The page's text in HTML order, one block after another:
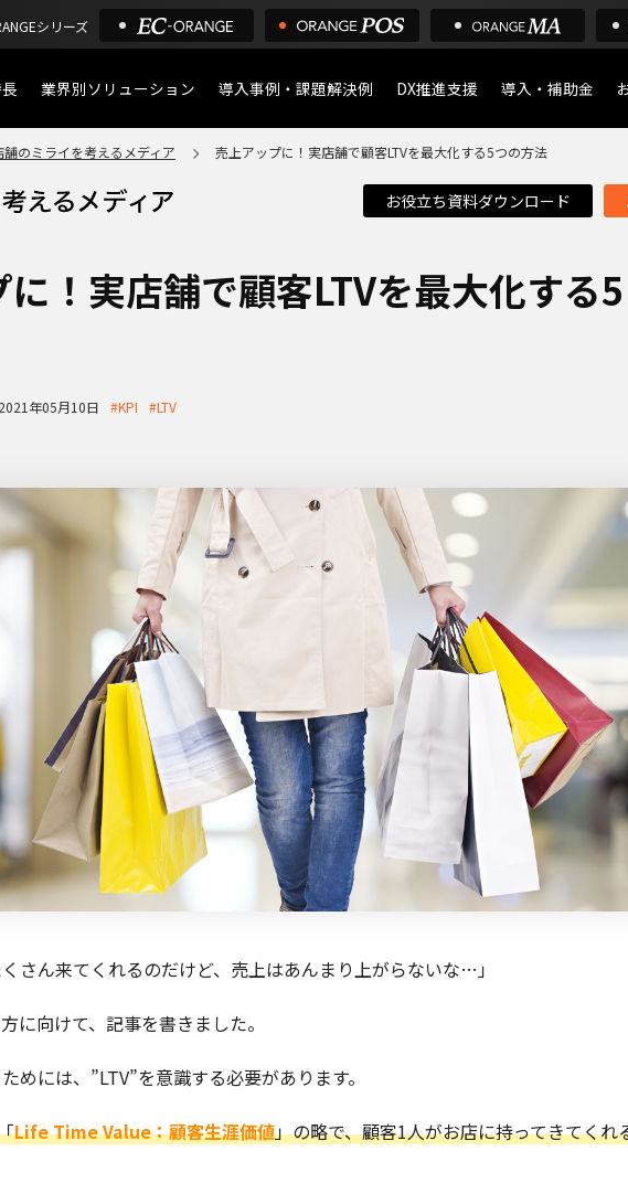
シリーズ
POSの強み
ビス連携
業界別ソリューション
小売業
アパレル
リユース・
リサイクルショップ
酒販・ワイン
サロン
飲食店
導入事例・課題解決例 DX推進支援 導入・補助金
導入について
デジタル化・AI導
舗のミライを考えるメディア 売上アップに！実店舗で顧客LTVを最大化する5つの方法
お役立ち資料ダウンロード
！実店舗で顧客LTVを最大化する5
2021年05月10日 #KPI #LTV
くさん来てくれるのだけど、売上はあんまり上がらないな…」
に向けて、記事を書きました。
めには、”LTV”を意識する必要があります。
Life Time Value：顧客生涯価値」の略で、顧客1人がお店に持ってきてくれ